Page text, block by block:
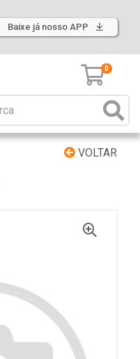
Baixe já nosso APP
0
VOLTAR